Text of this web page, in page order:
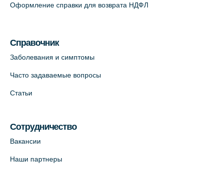
пр., 62к3 (официальный партнер)
+7 (812) 660-73-69
На карте
Оформление справки для возврата НДФЛ
Справочник
Заболевания и симптомы
Часто задаваемые вопросы
Статьи
Сотрудничество
Вакансии
Наши партнеры